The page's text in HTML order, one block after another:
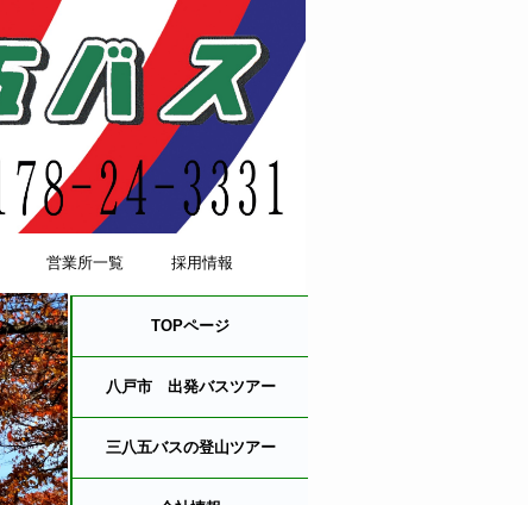
営業所一覧 採用情報
TOPページ
八戸市 出発バスツアー
三八五バスの登山ツアー